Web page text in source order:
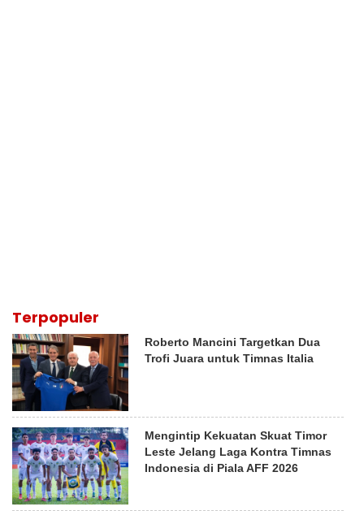
Terpopuler
Roberto Mancini Targetkan Dua
Trofi Juara untuk Timnas Italia
Mengintip Kekuatan Skuat Timor
Leste Jelang Laga Kontra Timnas
Indonesia di Piala AFF 2026